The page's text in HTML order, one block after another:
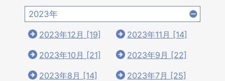
2023年
2023年12月 [19] 2023年11月 [14]
2023年10月 [21] 2023年9月 [22]
2023年8月 [14] 2023年7月 [25]